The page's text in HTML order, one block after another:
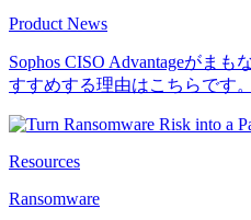
Product News
Sophos CISO Advantageがま
すすめする理由はこちらです。
Resources
Ransomware